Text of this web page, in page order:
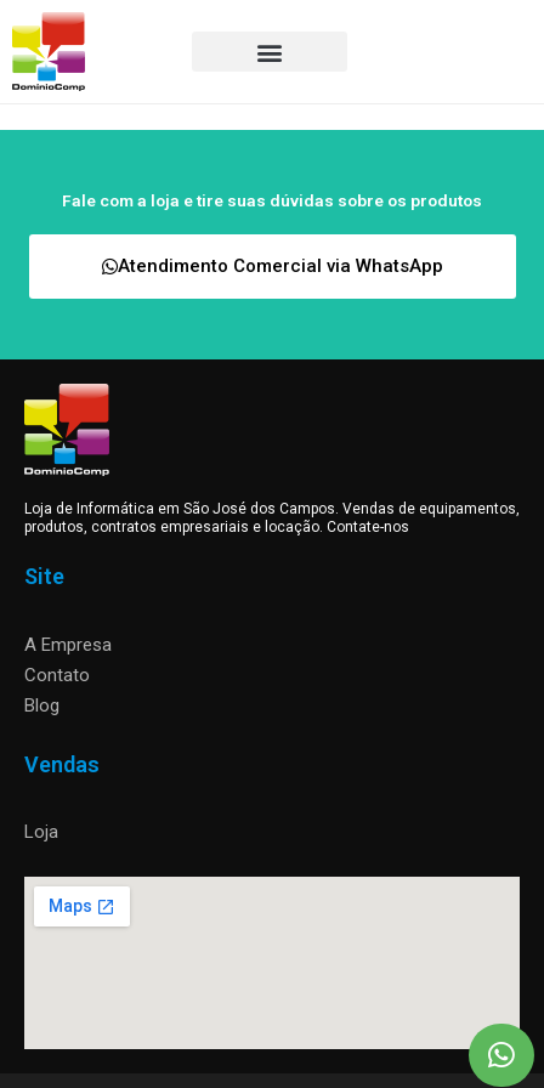
para
Fale com a loja e tire suas dúvidas sobre os produtos
Atendimento Comercial via WhatsApp
Loja de Informática em São José dos Campos. Vendas de equipamentos,
produtos, contratos empresariais e locação. Contate-nos
Site
A Empresa
Contato
Blog
Vendas
Loja